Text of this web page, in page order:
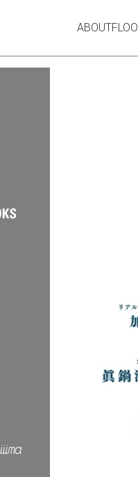
ABOUT